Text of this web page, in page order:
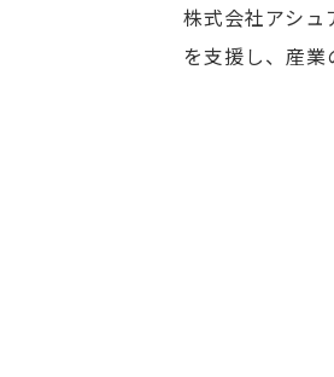
株式会社アシ
を支援し、産業